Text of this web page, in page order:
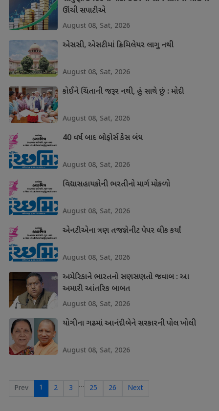
ઊંચી સપાટીએ
August 08, Sat, 2026
એસસી, એસટીમાં ક્રિમિલેયર લાગુ નથી
August 08, Sat, 2026
કોઈને ચિંતાની જરૂર નથી, હું સાથે છું : મોદી
August 08, Sat, 2026
40 વર્ષ બાદ બોફોર્સ કેસ બંધ
August 08, Sat, 2026
વિદ્યાસહાયકોની ભરતીનો માર્ગ મોકળો
August 08, Sat, 2026
એનટીએના ત્રણ તજજ્ઞેનીટ પેપર લીક કર્યાં
August 08, Sat, 2026
અમેરિકાને ભારતનો સણસણતો જવાબ : આ
અમારી આંતરિક બાબત
August 08, Sat, 2026
યોગીના ગઢમાં આનંદીબેને સરકારની પોલ ખોલી
August 08, Sat, 2026
Prev 1 2 3 … 25 26 Next